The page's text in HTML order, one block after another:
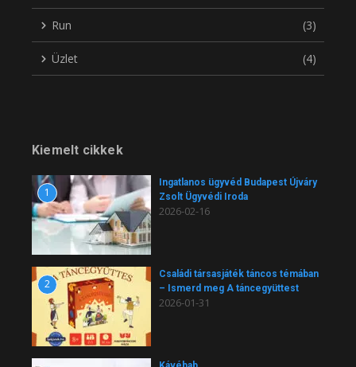
Run (3)
Üzlet (4)
Kiemelt cikkek
1
Ingatlanos ügyvéd Budapest Újváry
Zsolt Ügyvédi Iroda
2026-02-16
2
Családi társasjáték táncos témában
– Ismerd meg A táncegyüttest
2026-01-31